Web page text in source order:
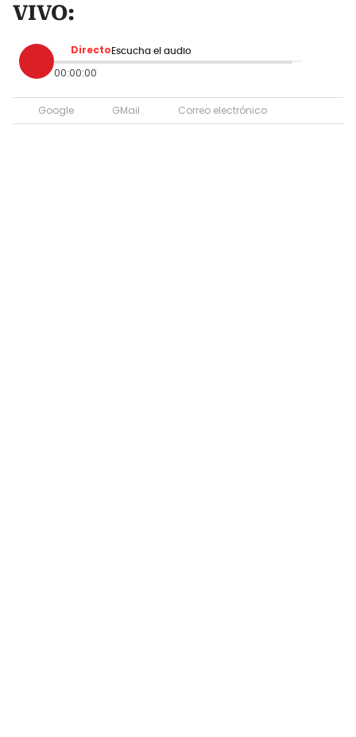
VIVO:
Directo Escucha el audio
00:00:00
Google GMail Correo electrónico